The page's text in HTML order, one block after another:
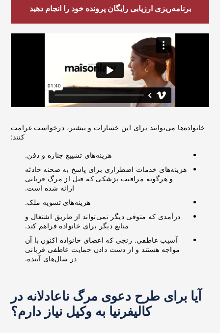
برنامه‌ریزی ارزیابی رایگان پرونده خود را انجام دهید
خانواده‌ها می‌توانند برای این خسارات و بیشتر، درخواست غرامت
کنند:
هزینه‌های تشییع جنازه و دفن.
هزینه‌های خدمات اضطراری برای پاسخ به صحنه حادثه
و هرگونه مراقبت پزشکی که قبل از مرگ قربانی
ارائه شده است.
هزینه‌های تسویه ملک.
درآمدی که متوفی دیگر نمی‌تواند از طریق اشتغال و
منابع دیگر برای خانواده فراهم کند.
آسیب عاطفی. رنجی که اعضای خانواده اکنون با آن
مواجه هستند و از دست دادن حمایت عاطفی قربانی
در سال‌های آینده.
آیا برای طرح دعوی مرگ ناعادلانه در
کالیفرنیا به وکیل نیاز دارم؟